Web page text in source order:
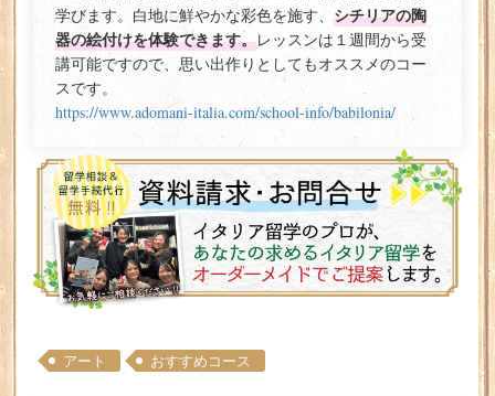
学びます。白地に鮮やかな彩色を施す、 シチリアの陶
器の絵付けを体験できます。レッスンは１週間から受
講可能ですので、思い出作りとしてもオススメのコー
スです。
https://www.adomani-italia.com/school-info/babilonia/
アート おすすめコース